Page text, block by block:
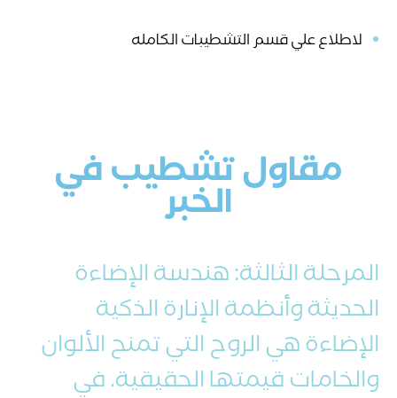
لاطلاع علي قسم التشطيبات الكامله
مقاول تشطيب في
الخبر
المرحلة الثالثة: هندسة الإضاءة
الحديثة وأنظمة الإنارة الذكية
الإضاءة هي الروح التي تمنح الألوان
والخامات قيمتها الحقيقية. في